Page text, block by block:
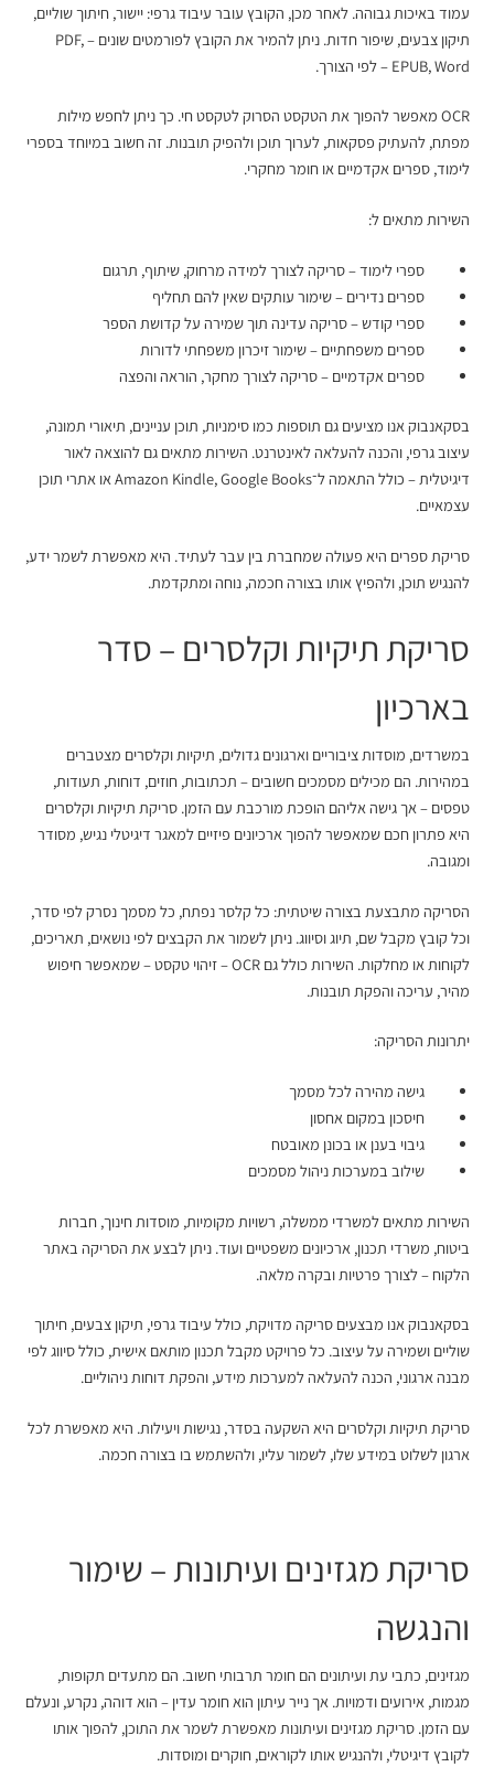
עמוד באיכות גבוהה. לאחר מכן, הקובץ עובר עיבוד גרפי: יישור, חיתוך שוליים,
תיקון צבעים, שיפור חדות. ניתן להמיר את הקובץ לפורמטים שונים – PDF,
EPUB, Word – לפי הצורך.
OCR מאפשר להפוך את הטקסט הסרוק לטקסט חי. כך ניתן לחפש מילות
מפתח, להעתיק פסקאות, לערוך תוכן ולהפיק תובנות. זה חשוב במיוחד בספרי
לימוד, ספרים אקדמיים או חומר מחקרי.
השירות מתאים ל:
ספרי לימוד – סריקה לצורך למידה מרחוק, שיתוף, תרגום
ספרים נדירים – שימור עותקים שאין להם תחליף
ספרי קודש – סריקה עדינה תוך שמירה על קדושת הספר
ספרים משפחתיים – שימור זיכרון משפחתי לדורות
ספרים אקדמיים – סריקה לצורך מחקר, הוראה והפצה
בסקאנבוק אנו מציעים גם תוספות כמו סימניות, תוכן עניינים, תיאורי תמונה,
עיצוב גרפי, והכנה להעלאה לאינטרנט. השירות מתאים גם להוצאה לאור
דיגיטלית – כולל התאמה ל־Amazon Kindle, Google Books או אתרי תוכן
עצמאיים.
סריקת ספרים היא פעולה שמחברת בין עבר לעתיד. היא מאפשרת לשמר ידע,
להנגיש תוכן, ולהפיץ אותו בצורה חכמה, נוחה ומתקדמת.
סריקת תיקיות וקלסרים – סדר
בארכיון
במשרדים, מוסדות ציבוריים וארגונים גדולים, תיקיות וקלסרים מצטברים
במהירות. הם מכילים מסמכים חשובים – תכתובות, חוזים, דוחות, תעודות,
טפסים – אך גישה אליהם הופכת מורכבת עם הזמן. סריקת תיקיות וקלסרים
היא פתרון חכם שמאפשר להפוך ארכיונים פיזיים למאגר דיגיטלי נגיש, מסודר
ומגובה.
הסריקה מתבצעת בצורה שיטתית: כל קלסר נפתח, כל מסמך נסרק לפי סדר,
וכל קובץ מקבל שם, תיוג וסיווג. ניתן לשמור את הקבצים לפי נושאים, תאריכים,
לקוחות או מחלקות. השירות כולל גם OCR – זיהוי טקסט – שמאפשר חיפוש
מהיר, עריכה והפקת תובנות.
יתרונות הסריקה:
גישה מהירה לכל מסמך
חיסכון במקום אחסון
גיבוי בענן או בכונן מאובטח
שילוב במערכות ניהול מסמכים
השירות מתאים למשרדי ממשלה, רשויות מקומיות, מוסדות חינוך, חברות
ביטוח, משרדי תכנון, ארכיונים משפטיים ועוד. ניתן לבצע את הסריקה באתר
הלקוח – לצורך פרטיות ובקרה מלאה.
בסקאנבוק אנו מבצעים סריקה מדויקת, כולל עיבוד גרפי, תיקון צבעים, חיתוך
שוליים ושמירה על עיצוב. כל פרויקט מקבל תכנון מותאם אישית, כולל סיווג לפי
מבנה ארגוני, הכנה להעלאה למערכות מידע, והפקת דוחות ניהוליים.
סריקת תיקיות וקלסרים היא השקעה בסדר, נגישות ויעילות. היא מאפשרת לכל
ארגון לשלוט במידע שלו, לשמור עליו, ולהשתמש בו בצורה חכמה.
סריקת מגזינים ועיתונות– שימור
והנגשה
מגזינים, כתבי עת ועיתונים הם חומר תרבותי חשוב. הם מתעדים תקופות,
מגמות, אירועים ודמויות. אך נייר עיתון הוא חומר עדין – הוא דוהה, נקרע, ונעלם
עם הזמן. סריקת מגזינים ועיתונות מאפשרת לשמר את התוכן, להפוך אותו
לקובץ דיגיטלי, ולהנגיש אותו לקוראים, חוקרים ומוסדות.